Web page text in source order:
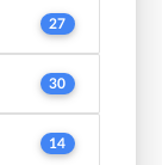
27
30
14